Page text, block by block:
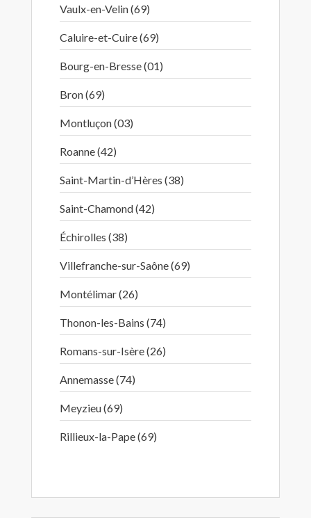
Vaulx-en-Velin (69)
Caluire-et-Cuire (69)
Bourg-en-Bresse (01)
Bron (69)
Montluçon (03)
Roanne (42)
Saint-Martin-d’Hères (38)
Saint-Chamond (42)
Échirolles (38)
Villefranche-sur-Saône (69)
Montélimar (26)
Thonon-les-Bains (74)
Romans-sur-Isère (26)
Annemasse (74)
Meyzieu (69)
Rillieux-la-Pape (69)